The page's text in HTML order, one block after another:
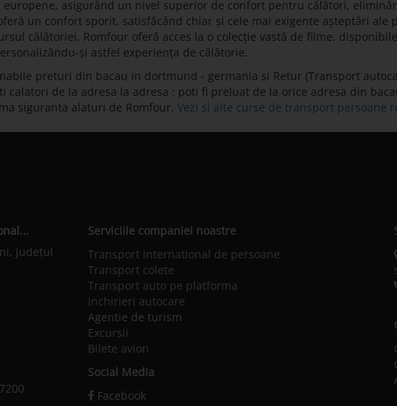
asigurând un nivel superior de confort pentru călători,
un confort sporit, satisfăcând chiar și cele mai exigente așteptări ale
călătoriei, Romfour oferă acces la o colecție vastă de filme,
și astfel experiența de călătorie.
preturi din bacau in dortmund - germania si Retur (Transport
calatori de la adresa la adresa : poti fi preluat de la orice adresa din
siguranta alaturi de Romfour. Vezi si alte curse de transport persoane
judeţul
Serviciile companiei noastre
Transport international de persoane
Transport colete
Transport auto pe platforma
Inchirieri autocare
Agentie de turism
Excursii
Bilete avion
Social Media
Facebook